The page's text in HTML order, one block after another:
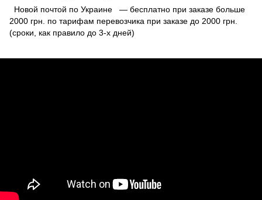
Новой почтой по Украине — бесплатно при заказе больше
2000 грн. по тарифам перевозчика при заказе до 2000 грн.
(сроки, как правило до 3-х дней)